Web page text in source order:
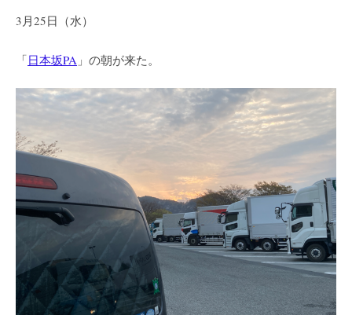
3月25日（水）
「日本坂PA 」の朝が来た。